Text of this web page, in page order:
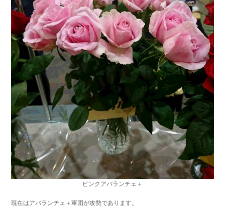
ピンクアバランチェ＋
現在はアバランチェ＋軍団が攻勢であります。